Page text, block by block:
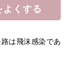
くする
は飛沫感染であ